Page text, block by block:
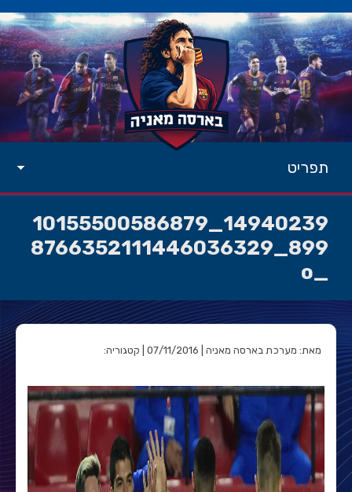
תפריט
14940239_10155500586879
899_8766352111446036329
_o
מאת: מערכת בארסה מאניה | 07/11/2016 | קטגוריה: